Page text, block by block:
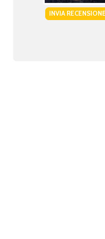
INVIA RECENSIONE